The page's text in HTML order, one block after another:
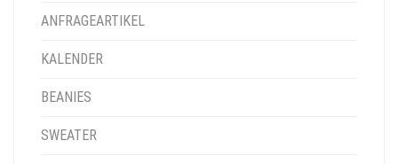
ANFRAGEARTIKEL
KALENDER
BEANIES
SWEATER